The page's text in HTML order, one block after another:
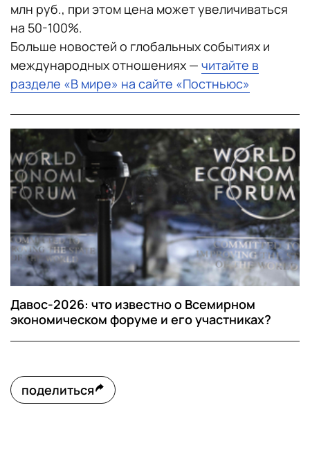
млн руб., при этом цена может увеличиваться
на 50-100%.
Больше новостей о глобальных событиях и
международных отношениях — читайте в
разделе «В мире» на сайте «Постньюс»
Давос-2026: что известно о Всемирном
экономическом форуме и его участниках?
поделиться